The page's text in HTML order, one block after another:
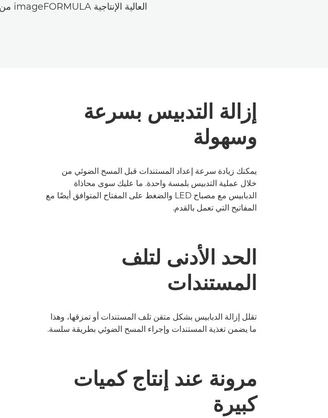
إزالة التدبيس بسرعة
وسهولة
يمكنك زيادة سرعة إعداد المستندات قبل المسح الضوئي من
خلال عملية التدبيس بلمسة واحدة. ما عليك سوى محاذاة
الدبابيس مع مصباح LED والضغط على المفتاح المتوافق أيضًا مع
المفاتيح التي تعمل بالقدم.
الحد الأدنى لتلف
المستندات
تقلل إزالة الدبابيس بشكل متقن تلف المستندات أو تمزقها، وهذا
ما يضمن تغذية المستندات وإجراء المسح الضوئي بطريقة سلسة.
مرونة عند إنتاج كميات
كبيرة